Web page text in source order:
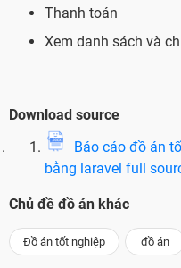
Thanh toán
Xem danh sách và
Download source
Báo cáo đồ án
bằng laravel full
Chủ đề đồ án khác
Đồ án tốt nghiệp đồ án